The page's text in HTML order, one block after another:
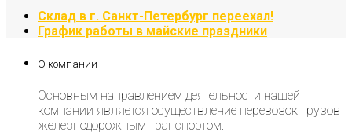
Склад в г. Санкт-Петербург переехал!
График работы в майские праздники
О компании
Основным направлением деятельности нашей
компании является осуществление перевозок грузов
железнодорожным транспортом.